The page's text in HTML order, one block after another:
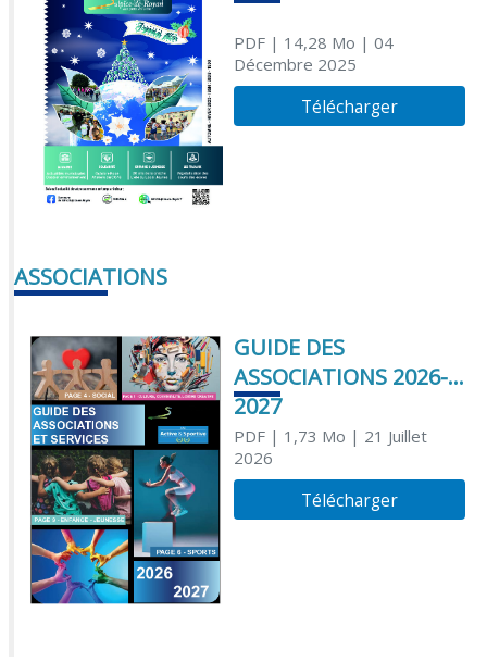
PDF| 14,28 Mo | 04
Décembre 2025
Télécharger
ASSOCIATIONS
GUIDE DES
ASSOCIATIONS 2026-
2027
PDF| 1,73 Mo | 21 Juillet
2026
Télécharger